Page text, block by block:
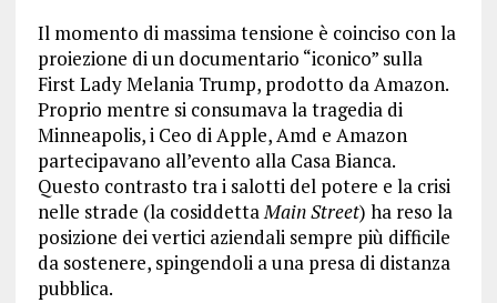
Il momento di massima tensione è coinciso con la
proiezione di un documentario “iconico” sulla
First Lady Melania Trump, prodotto da Amazon.
Proprio mentre si consumava la tragedia di
Minneapolis, i Ceo di Apple, Amd e Amazon
partecipavano all’evento alla Casa Bianca.
Questo contrasto tra i salotti del potere e la crisi
nelle strade (la cosiddettaMain Street) ha reso la
posizione dei vertici aziendali sempre più difficile
da sostenere, spingendoli a una presa di distanza
pubblica.